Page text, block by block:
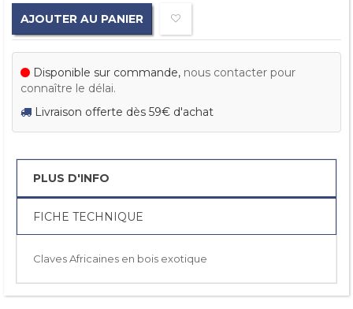
AJOUTER AU PANIER
Disponible sur commande, nous contacter pour
connaître le délai.
Livraison offerte dès 59€ d'achat
PLUS D'INFO
FICHE TECHNIQUE
Claves Africaines en bois exotique